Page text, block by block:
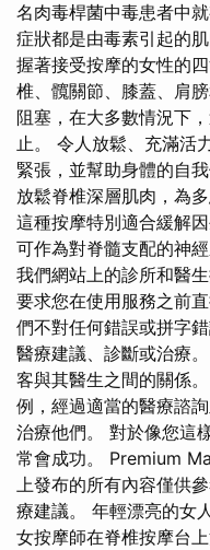
名肉毒桿菌中毒患者中
症狀都是由毒素引起的
握著接受按摩的女性的
椎、髖關節、膝蓋、肩
阻塞，在大多數情況下
止。 令人放鬆、充滿活
緊張，並幫助身體的自
放鬆脊椎深層肌肉，為
這種按摩特別適合緩解
可作為對脊髓支配的神
我們網站上的診所和醫
要求您在使用服務之前
們不對任何錯誤或拼字
醫療建議、診斷或治療
客與其醫生之間的關係
例，經過適當的醫療諮
治療他們。 對於像您這
常會成功。 Premium
上發布的所有內容僅供
療建議。 年輕漂亮的女
女按摩師在脊椎按摩台